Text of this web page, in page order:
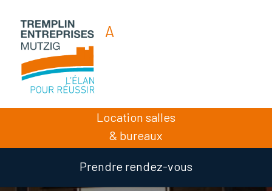
A A A
Location salles
& bureaux
Prendre rendez-vous